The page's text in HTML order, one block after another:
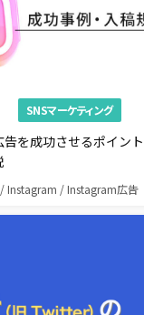
SNSマーケティング
を成功させるポイン
Instagram / Instagram広告